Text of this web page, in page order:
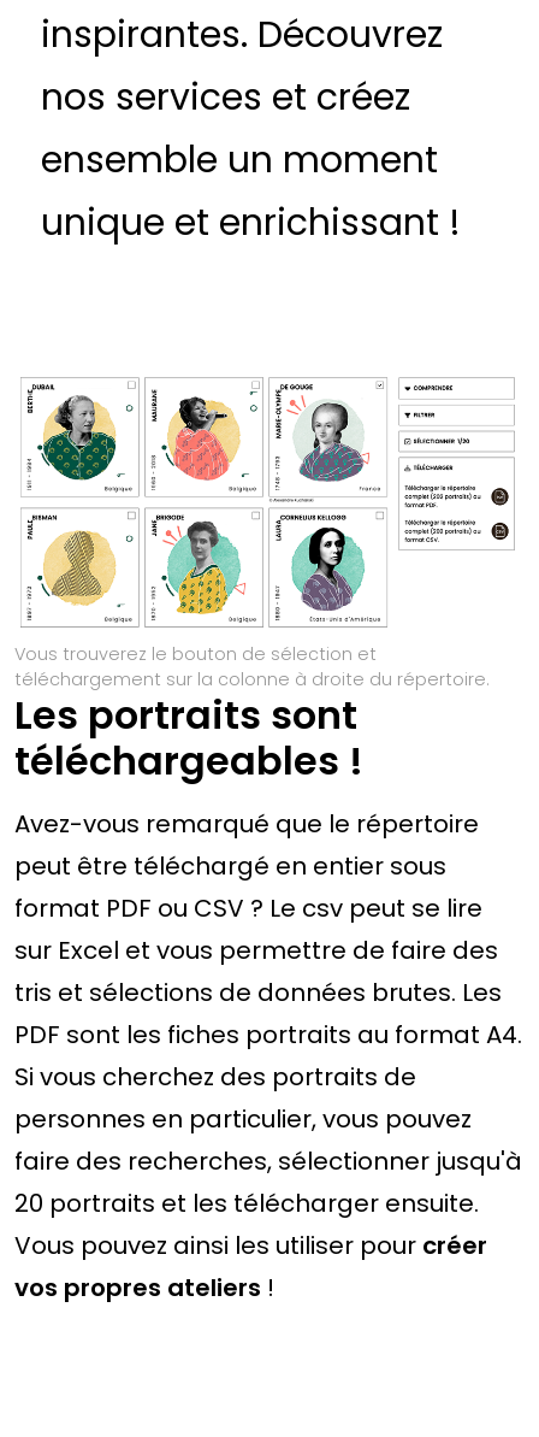
inspirantes. Découvrez
nos services et créez
ensemble un moment
unique et enrichissant !
Vous trouverez le bouton de sélection et
téléchargement sur la colonne à droite du répertoire.
Les portraits sont
téléchargeables !
Avez-vous remarqué que le répertoire
peut être téléchargé en entier sous
format PDF ou CSV ? Le csv peut se lire
sur Excel et vous permettre de faire des
tris et sélections de données brutes. Les
PDF sont les fiches portraits au format A4.
Si vous cherchez des portraits de
personnes en particulier, vous pouvez
faire des recherches, sélectionner jusqu'à
20 portraits et les télécharger ensuite.
Vous pouvez ainsi les utiliser pour créer
vos propres ateliers !